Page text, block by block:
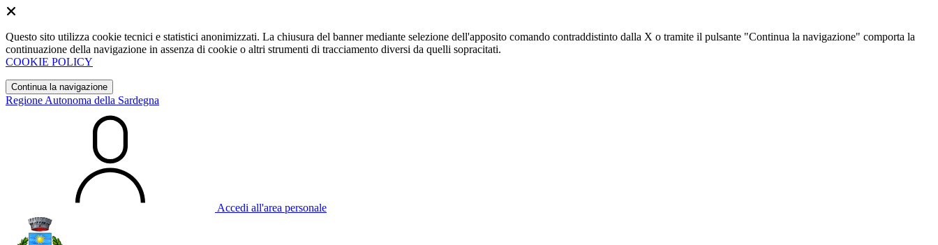
Questo sito utilizza cookie tecnici e statistici anonimizzati. La chiusura del banner mediante selezione dell'apposito comando contraddistinto dalla X o tramite il pulsante "Continua la navigazione" comporta la
continuazione della navigazione in assenza di cookie o altri strumenti di tracciamento diversi da quelli sopracitati.
COOKIE POLICY
Continua la navigazione
Regione Autonoma della Sardegna
Accedi all'area personale